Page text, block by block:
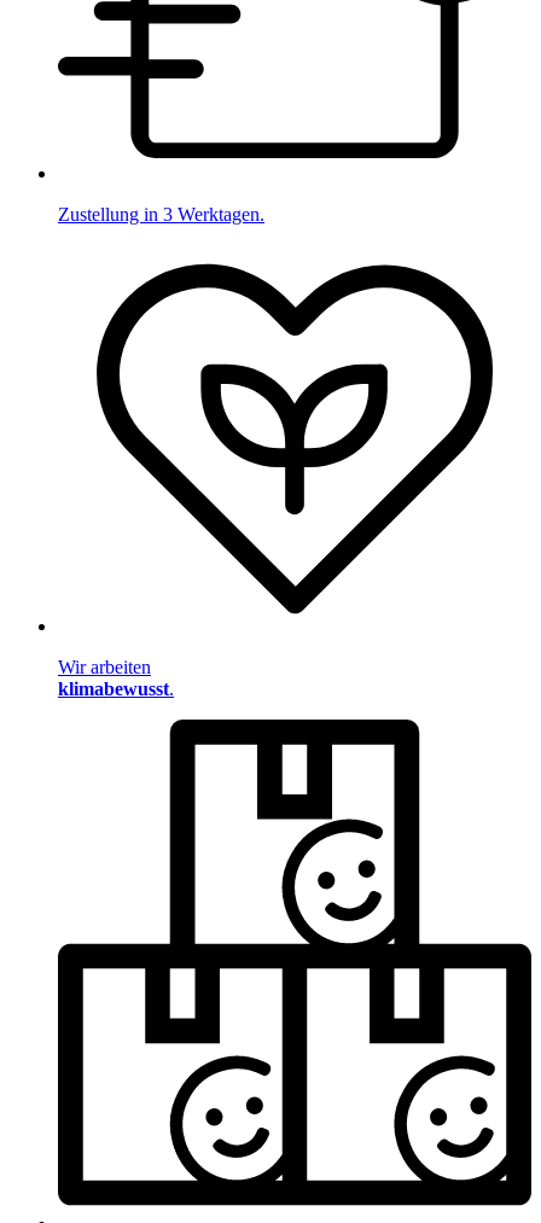
Zustellung in 3 Werktagen.
Wir arbeiten
klimabewusst.